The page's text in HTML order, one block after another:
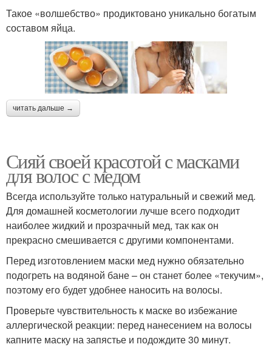
Такое «волшебство» продиктовано уникально богатым
составом яйца.
читать дальше →
Сияй своей красотой с масками
для волос с медом
Всегда используйте только натуральный и свежий мед.
Для домашней косметологии лучше всего подходит
наиболее жидкий и прозрачный мед, так как он
прекрасно смешивается с другими компонентами.
Перед изготовлением маски мед нужно обязательно
подогреть на водяной бане – он станет более «текучим»,
поэтому его будет удобнее наносить на волосы.
Проверьте чувствительность к маске во избежание
аллергической реакции: перед нанесением на волосы
капните маску на запястье и подождите 30 минут.